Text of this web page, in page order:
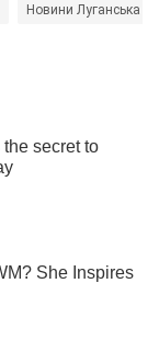
Новини Луганська і